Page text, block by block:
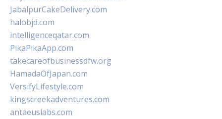
JabalpurCakeDelivery.com
halobjd.com
intelligenceqatar.com
PikaPikaApp.com
takecareofbusinessdfw.org
HamadaOfJapan.com
VersifyLifestyle.com
kingscreekadventures.com
antaeuslabs.com